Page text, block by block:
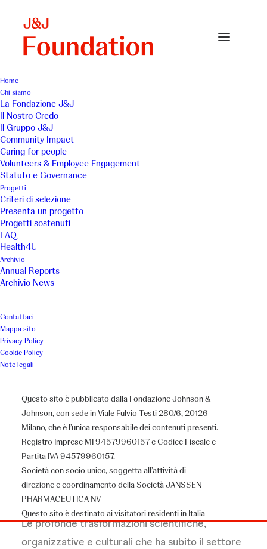
Home
Chi siamo
La Fondazione J&J
Il Nostro Credo
Il Gruppo J&J
Community Impact
Caring for people
Volunteers & Employee Engagement
Statuto e Governance
Progetti
Criteri di selezione
Presenta un progetto
Progetti sostenuti
FAQ
Health4U
Archivio
Annual Reports
Archivio News
Contattaci
Mappa sito
Privacy Policy
Cookie Policy
Note legali
Questo sito è pubblicato dalla Fondazione Johnson &
Johnson, con sede in Viale Fulvio Testi 280/6, 20126
Milano, che è l’unica responsabile dei contenuti presenti.
Registro Imprese MI 94579960157 e Codice Fiscale e
Partita IVA 94579960157.
Società con socio unico, soggetta all’attività di
direzione e coordinamento della Società JANSSEN
PHARMACEUTICA NV
Questo sito è destinato ai visitatori residenti in Italia
IncontraDonna Onlus - Il
laboratorio teatrale: un
percorso di Salute
Percorso teatrale terapeutico
per donne con cancro al seno
Luogo
Roma
Associazione
IncontraDonna Onlus
Il progetto
Le profonde trasformazioni scientifiche,
organizzative e culturali che ha subito il settore